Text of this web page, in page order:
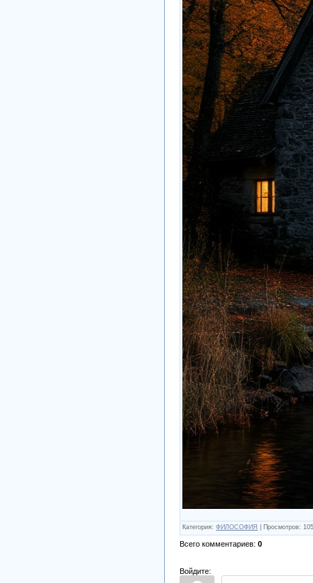
Категория: ФИЛОСОФИЯ Просмотров: 105
Всего комментариев: 0
Войдите: